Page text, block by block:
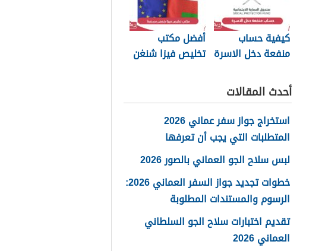
كيفية حساب
منفعة دخل الاسرة
أفضل مكتب
تخليص فيزا شنغن
أحدث المقالات
استخراج جواز سفر عماني 2026
المتطلبات التي يجب أن تعرفها
لبس سلاح الجو العماني بالصور 2026
خطوات تجديد جواز السفر العماني 2026:
الرسوم والمستندات المطلوبة
تقديم اختبارات سلاح الجو السلطاني
العماني 2026